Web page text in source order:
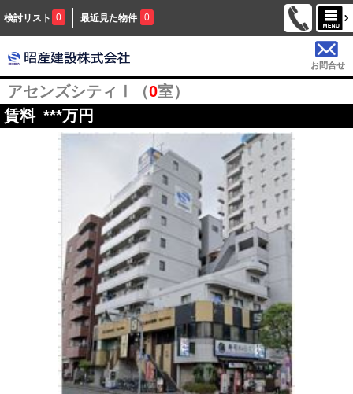
検討リスト 0 最近見た物件 0
お問合せ
アセンズシティⅠ（0室）
賃料 ***万円